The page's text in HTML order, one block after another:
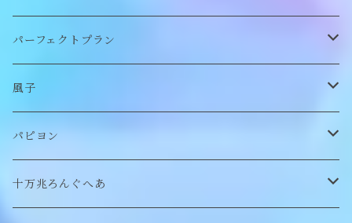
スヌード
チョーカー/ネックレス
バッグ
バブーシュカ
付け襟
bag/巾着
パンツ
ヘアアクセサリー
ポーチ
bag/巾着
ピアス/イヤリング
イヤカフ
リング
ピアス/イヤリング
ブローチ
刺繍キャップ
パーフェクトプラン
ワンピース
トップス
アウター
風子
ぬいぐるみ
刺繍ポーチ
パピヨン
ぬいぐるみ
十万兆ろんぐへあ